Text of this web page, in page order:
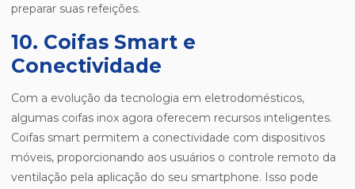
preparar suas refeições.
10. Coifas Smart e
Conectividade
Com a evolução da tecnologia em eletrodomésticos,
algumas coifas inox agora oferecem recursos inteligentes.
Coifas smart permitem a conectividade com dispositivos
móveis, proporcionando aos usuários o controle remoto da
ventilação pela aplicação do seu smartphone. Isso pode